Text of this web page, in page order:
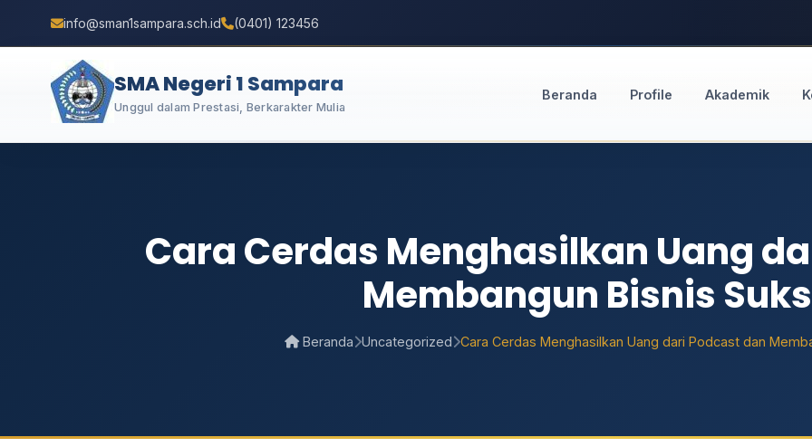
info@sman1sampara.sch.id (0401) 123456
SMA Negeri 1 Sampara
Unggul dalam Prestasi, Berkarakter Mulia
Beranda Profile Akademik
Cara Cerdas Menghasilkan Uang
Membangun Bisnis
Beranda Uncategorized Cara Cerdas Menghasilkan Uang dari Podcast dan